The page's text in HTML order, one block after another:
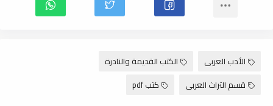
الأدب العربى
الكتب القديمة والنادرة
قسم التراث العربى
كتب pdf